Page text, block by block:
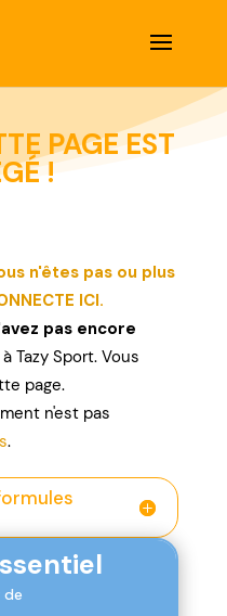
PAGE EST
!
n'êtes pas ou plus
ICI.
pas encore
à Tazy Sport. Vous
page.
n'est pas
.
de